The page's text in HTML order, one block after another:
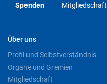
Spenden Mitgliedschaft
Über uns
Profil und Selbstverständnis
Organe und Gremien
Mitgliedschaft